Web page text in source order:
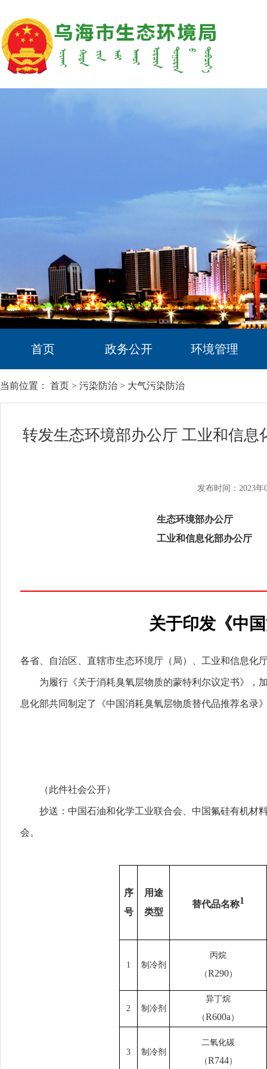
首页 政务公开 环境管理
当前位置： 首页 > 污染防治 > 大气污染防治
转发生态环境部办公厅 工业和信
发布时间：2023年
生态环境部办公厅
工业和信息化部办公厅
关于印发《中
各省、自治区、直辖市生态环境厅（局）、工业和信息化
为履行《关于消耗臭氧层物质的蒙特利尔议定书》，加
息化部共同制定了《中国消耗臭氧层物质替代品推荐名录
（此件社会公开）
抄送：中国石油和化学工业联合会、中国氟硅有机材料
会。
序
号
用途
类型
替代品名称1
1 制冷剂
丙烷
（R290）
2 制冷剂
异丁烷
（R600a ）
3 制冷剂
二氧化碳
（R744）